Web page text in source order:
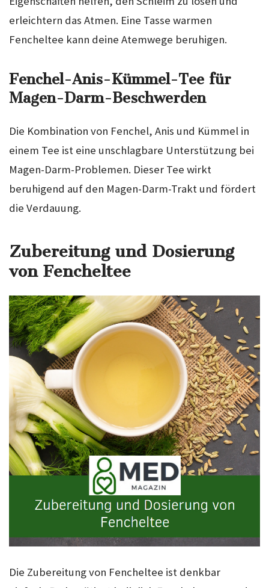
erleichtern das Atmen. Eine Tasse warmen
Fencheltee kann deine Atemwege beruhigen.
Fenchel-Anis-Kümmel-Tee für
Magen-Darm-Beschwerden
Die Kombination von Fenchel, Anis und Kümmel in
einem Tee ist eine unschlagbare Unterstützung bei
Magen-Darm-Problemen. Dieser Tee wirkt
beruhigend auf den Magen-Darm-Trakt und fördert
die Verdauung.
Zubereitung und Dosierung
von Fencheltee
Die Zubereitung von Fencheltee ist denkbar